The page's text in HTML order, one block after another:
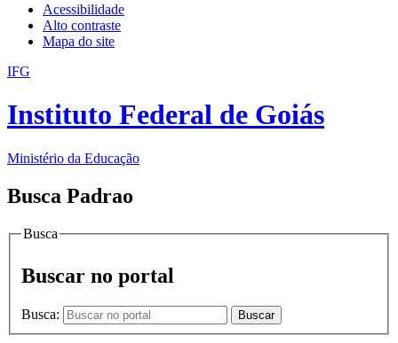
Acessibilidade
Alto contraste
Mapa do site
IFG
Instituto Federal de Goiás
Ministério da Educação
Busca Padrao
Busca
Buscar no portal
Busca: Buscar